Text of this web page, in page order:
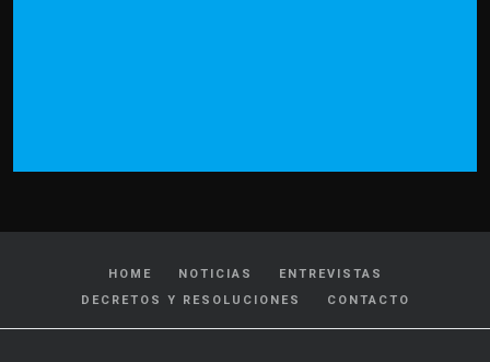
HOME NOTICIAS
ENTREVISTAS
DECRETOS Y RESOLUCIONES
CONTACTO